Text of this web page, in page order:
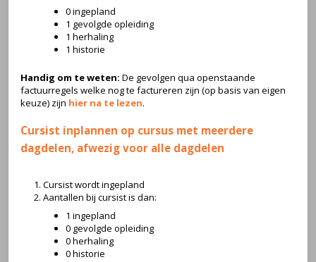
0 ingepland
1 gevolgde opleiding
1 herhaling
1 historie
Handig om te weten: De gevolgen qua openstaande
factuurregels welke nog te factureren zijn (op basis van eigen
keuze) zijn hier na te lezen.
Cursist inplannen op cursus met meerdere
dagdelen, afwezig voor alle dagdelen
Cursist wordt ingepland
Aantallen bij cursist is dan:
1 ingepland
0 gevolgde opleiding
0 herhaling
0 historie